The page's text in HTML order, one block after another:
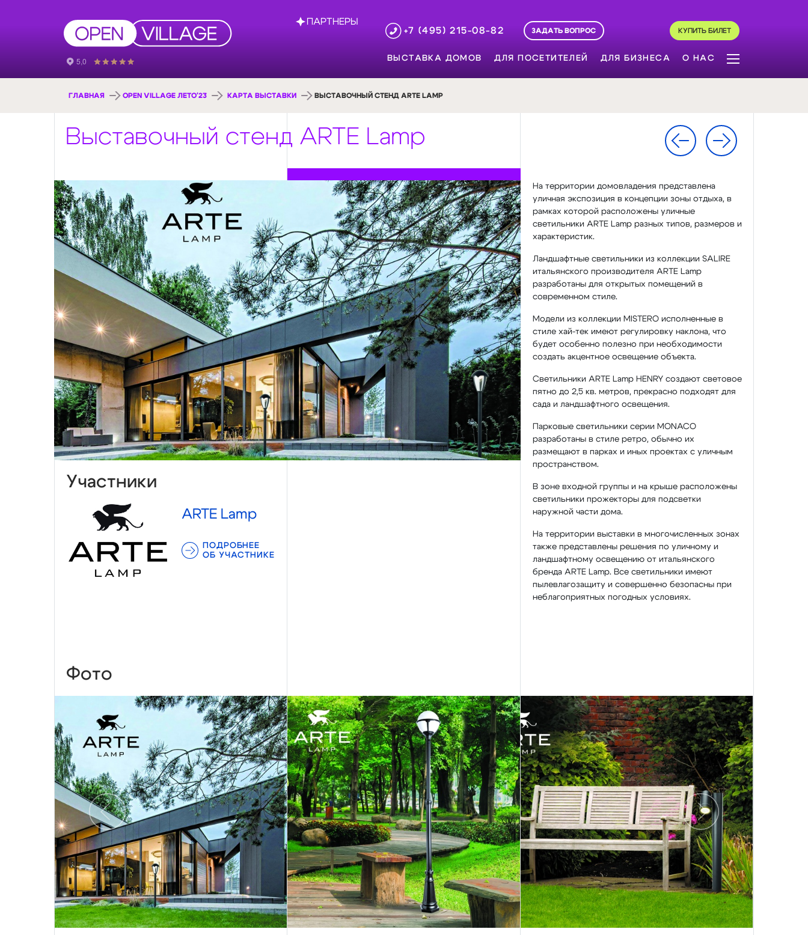
ПАРТНЕРЫ
+7 (495) 215-08-82
ЗАДАТЬ ВОПРОС КУПИТЬ БИЛЕТ
ВЫСТАВКА ДОМОВ ДЛЯ ПОСЕТИТЕЛЕЙ ДЛЯ БИЗНЕСА О НАС
ГЛАВНАЯ OPEN VILLAGE ЛЕТО'23 КАРТА ВЫСТАВКИ ВЫСТАВОЧНЫЙ СТЕНД ARTE LAMP
Выставочный стенд ARTE Lamp
Участники
ARTE Lamp
ПОДРОБНЕЕ
ОБ УЧАСТНИКЕ
На территории домовладения представлена
уличная экспозиция в концепции зоны отдыха, в
рамках которой расположены уличные
светильники ARTE Lamp разных типов, размеров и
характеристик.
Ландшафтные светильники из коллекции SALIRE
итальянского производителя ARTE Lamp
разработаны для открытых помещений в
современном стиле.
Модели из коллекции MISTERO исполненные в
стиле хай-тек имеют регулировку наклона, что
будет особенно полезно при необходимости
создать акцентное освещение объекта.
Светильники ARTE Lamp HENRY создают световое
пятно до 2,5 кв. метров, прекрасно подходят для
сада и ландшафтного освещения.
Парковые светильники серии MONACO
разработаны в стиле ретро, обычно их
размещают в парках и иных проектах с уличным
пространством.
В зоне входной группы и на крыше расположены
светильники прожекторы для подсветки
наружной части дома.
На территории выставки в многочисленных зонах
также представлены решения по уличному и
ландшафтному освещению от итальянского
бренда ARTE Lamp. Все светильники имеют
пылевлагозащиту и совершенно безопасны при
неблагоприятных погодных условиях.
Фото
Предыдущий Следующий